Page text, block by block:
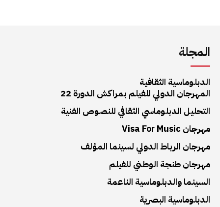
المجلة
الدبلوماسية الثقافية
المهرجان الدولي للفيلم بمراكش الدورة 22
التحليل الدبلوماسي الثقافي للنصوص الفنية
مهرجان Visa For Music
مهرجان الرباط الدولي لسينما المؤلف
مهرجان طنجة الوطني للفيلم
السينما والدبلوماسية الناعمة
الدبلوماسية البصرية